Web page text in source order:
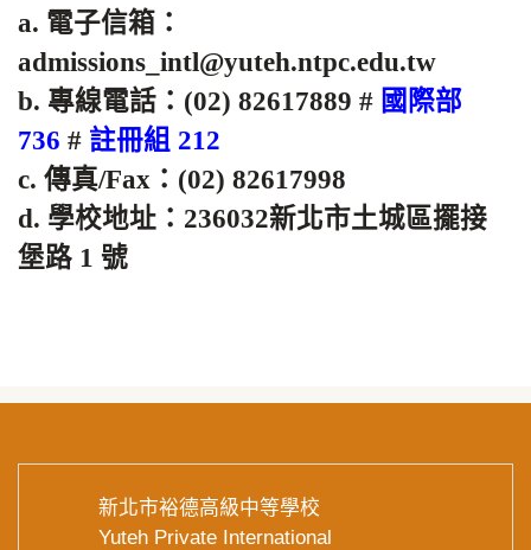
a. 電子信箱：
admissions_intl@yuteh.ntpc.edu.tw
b. 專線電話：(02) 82617889 # 國際部
736 # 註冊組 212
c. 傳真/Fax：(02) 82617998
d. 學校地址：236032新北市土城區擺接
堡路 1 號
新北市裕德高級中等學校
Yuteh Private International